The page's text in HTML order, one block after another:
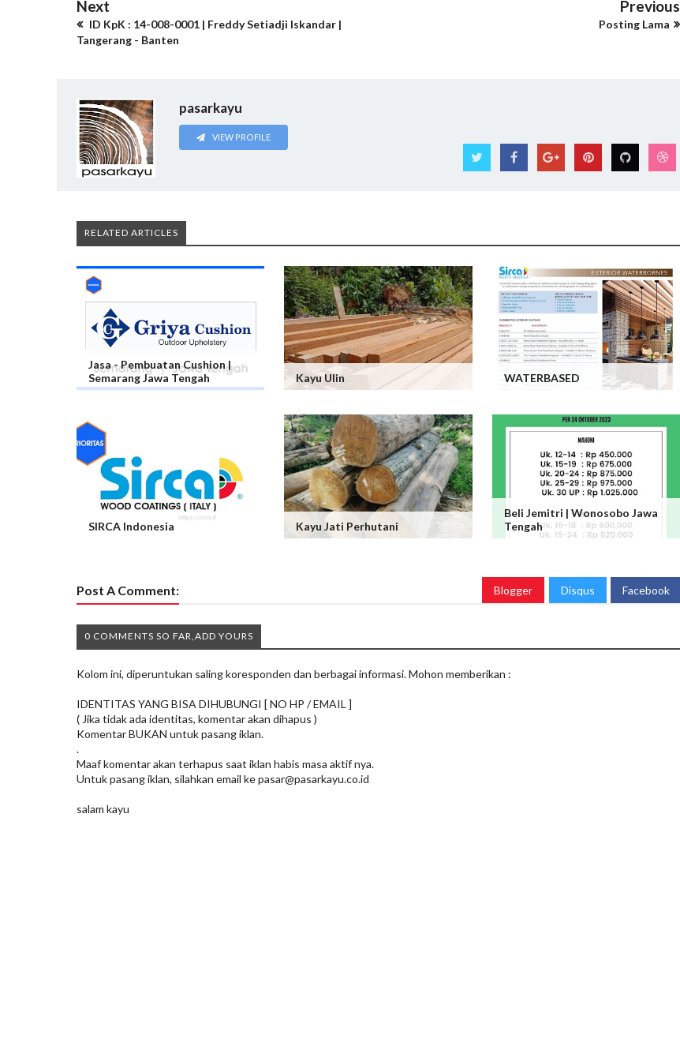
Next
ID KpK : 14-008-0001 | Freddy Setiadji Iskandar |
Tangerang - Banten
Previous
Posting Lama
pasarkayu
VIEW PROFILE
RELATED ARTICLES
Jasa - Pembuatan Cushion |
Semarang Jawa Tengah
Kayu Ulin WATERBASED
SIRCA Indonesia Kayu Jati Perhutani
Beli Jemitri | Wonosobo Jawa
Tengah
Post A Comment: Blogger Disqus Facebook
0 COMMENTS SO FAR,ADD YOURS
Kolom ini, diperuntukan saling koresponden dan berbagai informasi. Mohon memberikan :
IDENTITAS YANG BISA DIHUBUNGI [ NO HP / EMAIL ]
( Jika tidak ada identitas, komentar akan dihapus )
Komentar BUKAN untuk pasang iklan.
.
Maaf komentar akan terhapus saat iklan habis masa aktif nya.
Untuk pasang iklan, silahkan email ke pasar@pasarkayu.co.id
salam kayu